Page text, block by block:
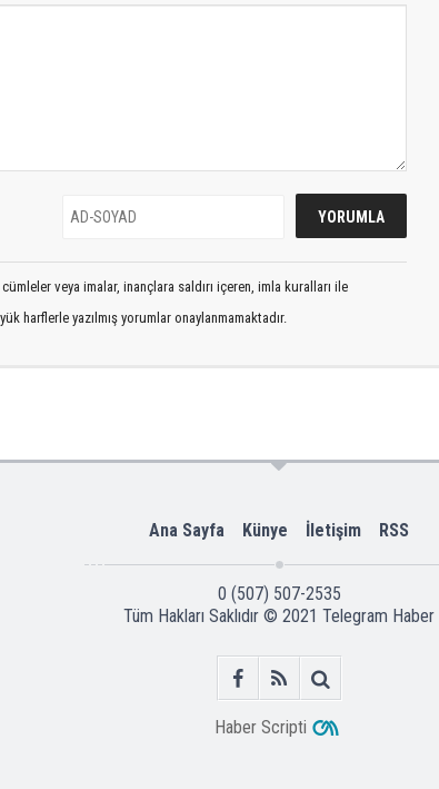
veya imalar, inançlara saldırı içeren, imla kuralları ile
harflerle yazılmış yorumlar onaylanmamaktadır.
Ana Sayfa Künye İletişim RSS
0 (507) 507-2535
Tüm Hakları Saklıdır © 2021 Telegram Haber
Haber Scripti